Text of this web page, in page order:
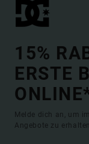
15%
ERSTE
Melde dich an, um
Angebote zu